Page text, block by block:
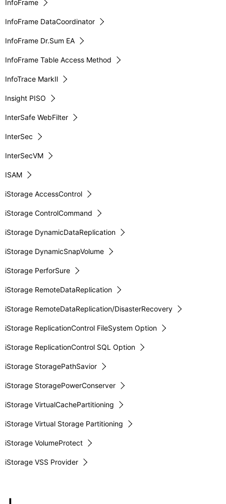
InfoFrame
InfoFrame DataCoordinator
InfoFrame Dr.Sum EA
InfoFrame Table Access Method
InfoTrace MarkⅡ
Insight PISO
InterSafe WebFilter
InterSec
InterSecVM
ISAM
iStorage AccessControl
iStorage ControlCommand
iStorage DynamicDataReplication
iStorage DynamicSnapVolume
iStorage PerforSure
iStorage RemoteDataReplication
iStorage RemoteDataReplication/DisasterRecovery
iStorage ReplicationControl FileSystem Option
iStorage ReplicationControl SQL Option
iStorage StoragePathSavior
iStorage StoragePowerConserver
iStorage VirtualCachePartitioning
iStorage Virtual Storage Partitioning
iStorage VolumeProtect
iStorage VSS Provider